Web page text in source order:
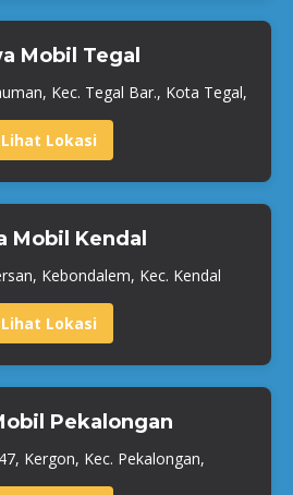
Mobil Tegal
Kec. Tegal Bar., Kota Tegal,
Lihat Lokasi
Mobil Kendal
Kebondalem, Kec. Kendal
Lihat Lokasi
Pekalongan
Kergon, Kec. Pekalongan,